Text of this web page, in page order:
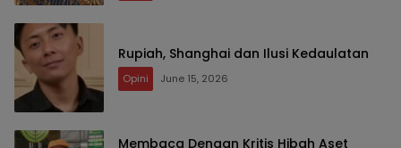
Rupiah, Shanghai dan Ilusi Kedaulatan
Opini June 15, 2026
Membaca Dengan Kritis Hibah Aset